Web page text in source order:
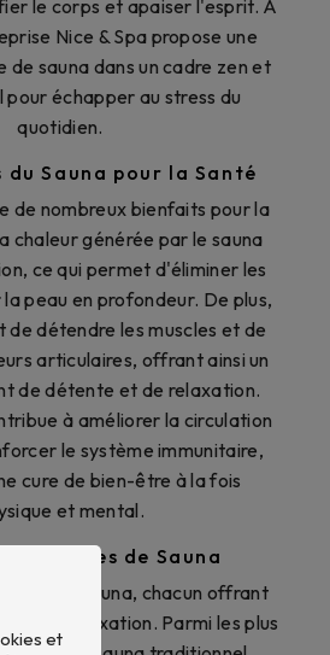
le corps et apaiser l'esprit. À
Nice & Spa propose une
de sauna dans un cadre zen et
pour échapper au stress du
quotidien.
Sauna pour la Santé
de nombreux bienfaits pour la
chaleur générée par le sauna
ce qui permet d'éliminer les
peau en profondeur. De plus,
de détendre les muscles et de
articulaires, offrant ainsi un
de détente et de relaxation.
à améliorer la circulation
le système immunitaire,
cure de bien-être à la fois
et mental.
Types de Sauna
types de sauna, chacun offrant
de relaxation. Parmi les plus
et